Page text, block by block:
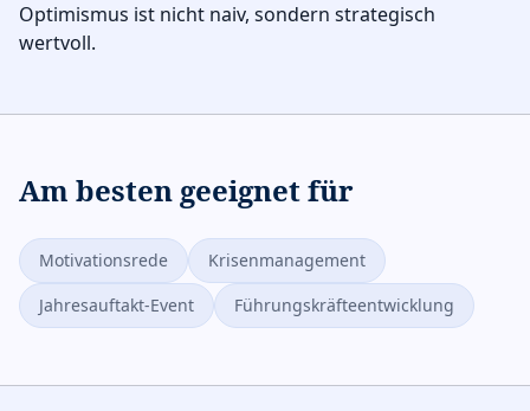
Optimismus ist nicht naiv, sondern strategisch
wertvoll.
Am besten geeignet für
Motivationsrede
Krisenmanagement
Jahresauftakt-Event
Führungskräfteentwicklung